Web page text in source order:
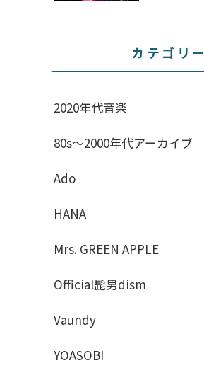
カテゴリー
2020年代音楽
80s〜2000年代アーカイブ
Ado
HANA
Mrs. GREEN APPLE
Official髭男dism
Vaundy
YOASOBI